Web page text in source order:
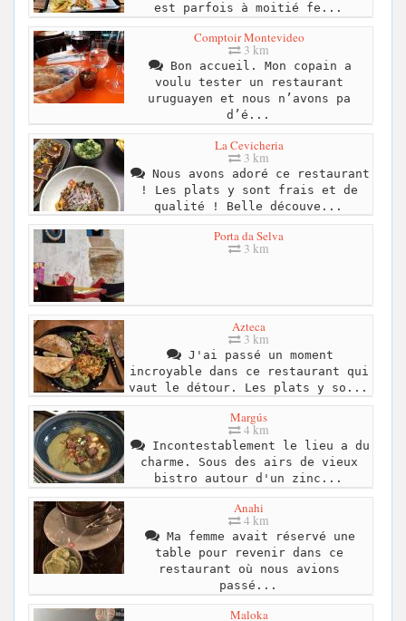
est parfois à moitié fe...
Comptoir Montevideo
3 km
Bon accueil. Mon copain a
voulu tester un restaurant
uruguayen et nous n’avons pa
d’é...
La Cevicheria
3 km
Nous avons adoré ce restaurant
! Les plats y sont frais et de
qualité ! Belle découve...
Porta da Selva
3 km
Azteca
3 km
J'ai passé un moment
incroyable dans ce restaurant qui
vaut le détour. Les plats y so...
Margús
4 km
Incontestablement le lieu a du
charme. Sous des airs de vieux
bistro autour d'un zinc...
Anahi
4 km
Ma femme avait réservé une
table pour revenir dans ce
restaurant où nous avions
passé...
Maloka